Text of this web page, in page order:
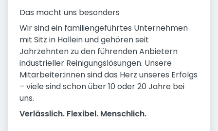
Das macht uns besonders
Wir sind ein familiengeführtes Unternehmen
mit Sitz in Hallein und gehören seit
Jahrzehnten zu den führenden Anbietern
industrieller Reinigungslösungen. Unsere
Mitarbeiter:innen sind das Herz unseres Erfolgs
– viele sind schon über 10 oder 20 Jahre bei
uns.
Verlässlich. Flexibel. Menschlich.